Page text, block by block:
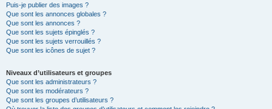
Puis-je publier des images ?
Que sont les annonces globales ?
Que sont les annonces ?
Que sont les sujets épinglés ?
Que sont les sujets verrouillés ?
Que sont les icônes de sujet ?
Niveaux d’utilisateurs et groupes
Que sont les administrateurs ?
Que sont les modérateurs ?
Que sont les groupes d’utilisateurs ?